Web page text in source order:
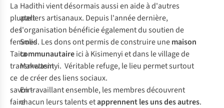
La
plupart
des
femmes
Taita
transmettent
ce
savoir-
faire
Hadithi vient désormais aussi en aide à d'autres
ateliers artisanaux. Depuis l'année dernière,
l'organisation bénéficie également du soutien de
Solid. Les dons ont permis de construire unemaison
communautaireici à Kisimenyi et dans le village de
Makwasinyi. Véritable refuge, le lieu permet surtout
de créer des liens sociaux.
En travaillant ensemble, les membres découvrent
chacun leurs talents etapprennent les uns des autres.